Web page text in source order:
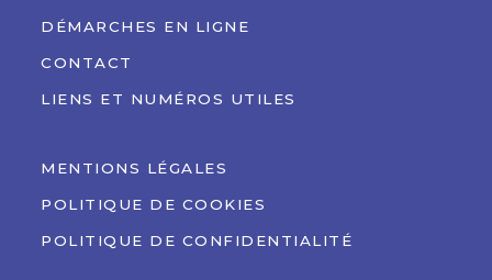
DÉMARCHES EN LIGNE
CONTACT
LIENS ET NUMÉROS UTILES
MENTIONS LÉGALES
POLITIQUE DE COOKIES
POLITIQUE DE CONFIDENTIALITÉ